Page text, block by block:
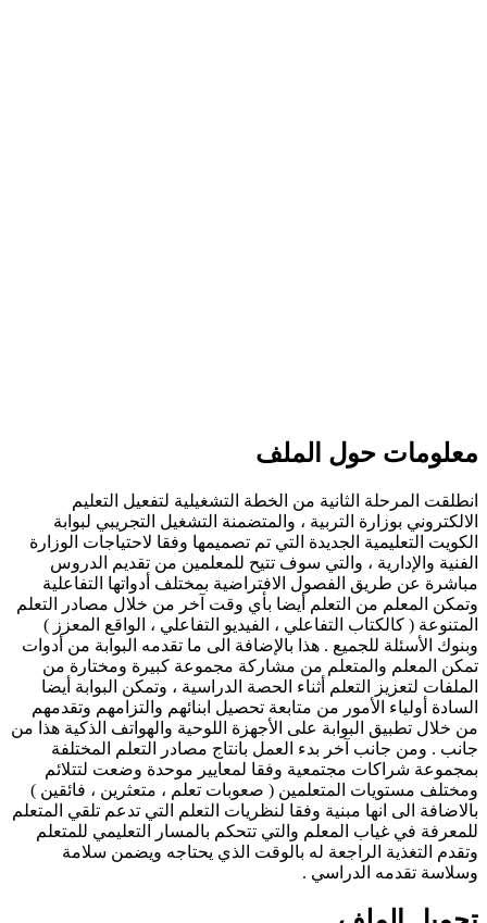
معلومات حول الملف
انطلقت المرحلة الثانية من الخطة التشغيلية لتفعيل التعليم
الالكتروني بوزارة التربية ، والمتضمنة التشغيل التجريبي لبوابة
الكويت التعليمية الجديدة التي تم تصميمها وفقا لاحتياجات الوزارة
الفنية والإدارية ، والتي سوف تتيح للمعلمين من تقديم الدروس
مباشرة عن طريق الفصول الافتراضية بمختلف أدواتها التفاعلية
وتمكن المعلم من التعلم أيضا بأي وقت آخر من خلال مصادر التعلم
المتنوعة ( كالكتاب التفاعلي ، الفيديو التفاعلي ، الواقع المعزز )
وبنوك الأسئلة للجميع . هذا بالإضافة الى ما تقدمه البوابة من أدوات
تمكن المعلم والمتعلم من مشاركة مجموعة كبيرة ومختارة من
الملفات لتعزيز التعلم أثناء الحصة الدراسية ، وتمكن البوابة أيضا
السادة أولياء الأمور من متابعة تحصيل ابنائهم والتزامهم وتقدمهم
من خلال تطبيق البوابة على الأجهزة اللوحية والهواتف الذكية هذا من
جانب . ومن جانب آخر بدء العمل بانتاج مصادر التعلم المختلفة
بمجموعة شراكات مجتمعية وفقا لمعايير موحدة وضعت لتتلائم
ومختلف مستويات المتعلمين ( صعوبات تعلم ، متعثرين ، فائقين )
بالاضافة الى انها مبنية وفقا لنظريات التعلم التي تدعم تلقي المتعلم
للمعرفة في غياب المعلم والتي تتحكم بالمسار التعليمي للمتعلم
وتقدم التغذية الراجعة له بالوقت الذي يحتاجه ويضمن سلامة
وسلاسة تقدمه الدراسي .